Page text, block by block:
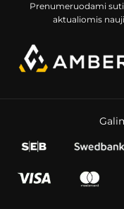
Prenumeruodami
aktualiomis